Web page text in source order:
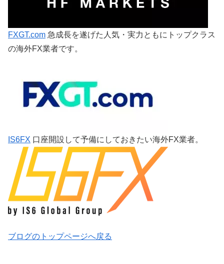
FXGT.com 急成長を遂げた人気・実力ともにトップクラス
の海外FX業者です。
IS6FX 口座開設して予備にしておきたい海外FX業者。
ブログのトップページへ戻る